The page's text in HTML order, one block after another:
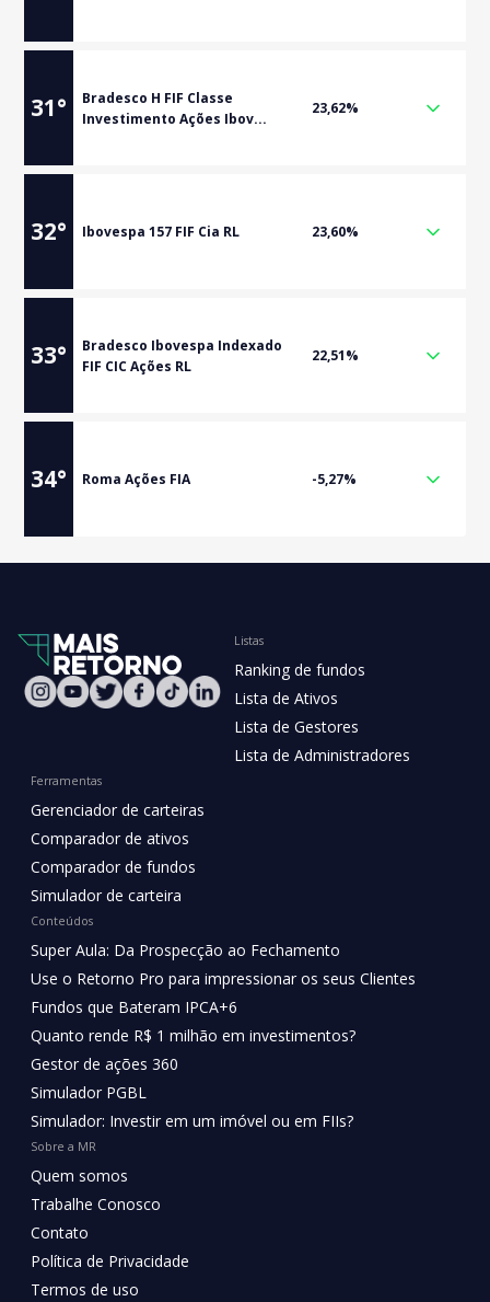
31°
Bradesco H FIF Classe
Investimento Ações Ibov...
23,62%
32° Ibovespa 157 FIF Cia RL 23,60%
33°
Bradesco Ibovespa Indexado
FIF CIC Ações RL
22,51%
34° Roma Ações FIA -5,27%
Listas
Ranking de fundos
Lista de Ativos
Lista de Gestores
Lista de Administradores
Ferramentas
Gerenciador de carteiras
Comparador de ativos
Comparador de fundos
Simulador de carteira
Conteúdos
Super Aula: Da Prospecção ao Fechamento
Use o Retorno Pro para impressionar os seus Clientes
Fundos que Bateram IPCA+6
Quanto rende R$ 1 milhão em investimentos?
Gestor de ações 360
Simulador PGBL
Simulador: Investir em um imóvel ou em FIIs?
Sobre a MR
Quem somos
Trabalhe Conosco
Contato
Política de Privacidade
Termos de uso